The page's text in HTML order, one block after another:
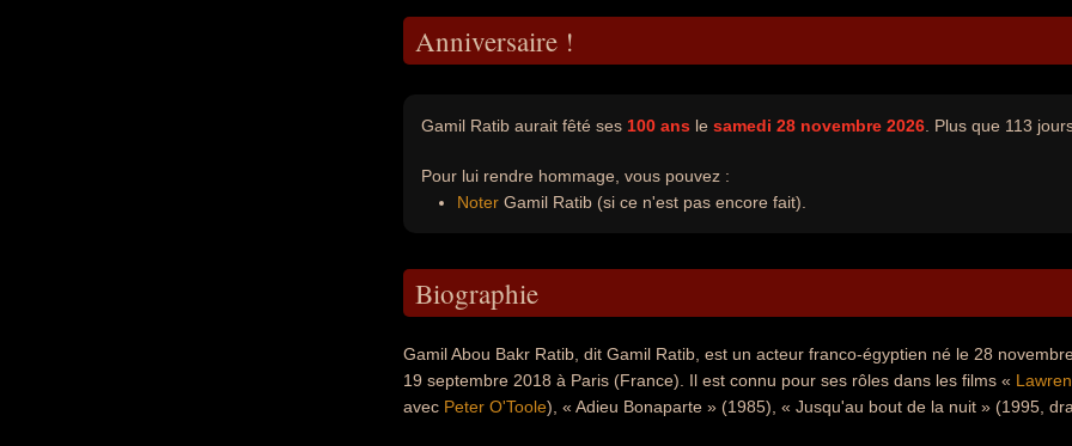
Anniversaire !
Gamil Ratib aurait fêté ses 100 ans le samedi 28 novembre 2026 . Plus que 113
Pour lui rendre hommage, vous pouvez :
Noter Gamil Ratib (si ce n'est pas encore fait).
Biographie
Gamil Abou Bakr Ratib, dit Gamil Ratib, est un acteur franco-égyptien né le 28
19 septembre 2018 à Paris (France). Il est connu pour ses rôles dans les films «
avec Peter O'Toole), « Adieu Bonaparte » (1985), « Jusqu'au bout de la nuit » (1995,